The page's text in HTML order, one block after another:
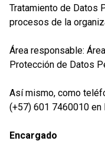
Tratamiento de Datos
procesos de la
Área responsable:
Protección de Datos
Así mismo, como
(+57) 601 7460010 en
Encargado